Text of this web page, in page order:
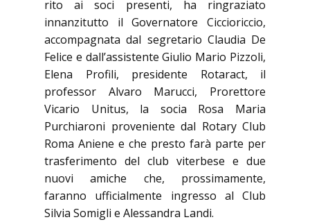
rito ai soci presenti, ha ringraziato
innanzitutto il Governatore Ciccioriccio,
accompagnata dal segretario Claudia De
Felice e dall’assistente Giulio Mario Pizzoli,
Elena Profili, presidente Rotaract, il
professor Alvaro Marucci, Prorettore
Vicario Unitus, la socia Rosa Maria
Purchiaroni proveniente dal Rotary Club
Roma Aniene e che presto farà parte per
trasferimento del club viterbese e due
nuovi amiche che, prossimamente,
faranno ufficialmente ingresso al Club
Silvia Somigli e Alessandra Landi.